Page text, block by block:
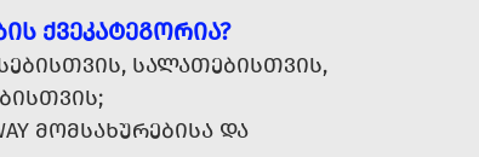
ᲥᲕᲔᲙᲐᲢᲔᲒᲝᲠᲘᲐ?
ᲡᲐᲚᲐᲗᲔᲑᲘᲡᲗᲕᲘᲡ,
ᲛᲝᲛᲡᲐᲮᲣᲠᲔᲑᲘᲡᲐ ᲓᲐ